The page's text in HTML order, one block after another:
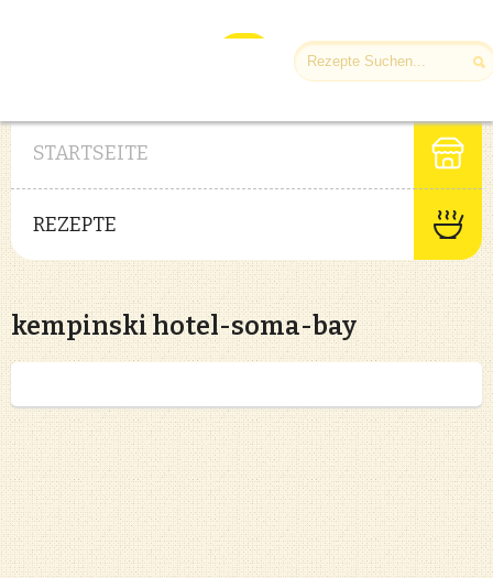
STARTSEITE
REZEPTE
kempinski hotel-soma-bay